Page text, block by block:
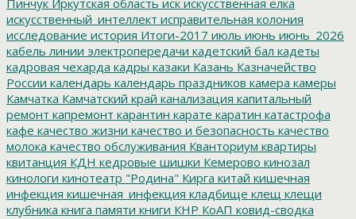
искусственный_интеллект исправительная колония
исследование история Итоги-2017 июль июнь июнь_2026
кабель линии электропередачи кадетский бал кадеты
кадровая чехарда кадры казаки Казань Казначейство
России календарь календарь праздников камера камеры
Камчатка Камчатский край канализация капитальный
ремонт капремонт карантин карате каратин катастрофа
кафе качество жизни качество и безопасность качество
молока качество обслуживания Кванториум квартиры
квитанция КДН кедровые шишки Кемерово кинозал
кинологи кинотеатр "Родина" Кирга китай кишечная
инфекция кишечная_инфекция кладбище клещ клещи
клубника книга памяти книги КНР КоАП ковид-сводка